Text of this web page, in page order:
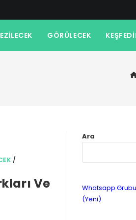
GÖRÜLECEK
/
Ve
Ara
Whatsapp
(Yeni)